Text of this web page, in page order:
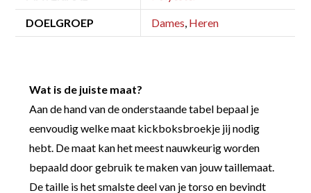
DOELGROEP Dames, Heren
Wat is de juiste maat?
Aan de hand van de onderstaande tabel bepaal je
eenvoudig welke maat kickboksbroekje jij nodig
hebt. De maat kan het meest nauwkeurig worden
bepaald door gebruik te maken van jouw taillemaat.
De taille is het smalste deel van je torso en bevindt